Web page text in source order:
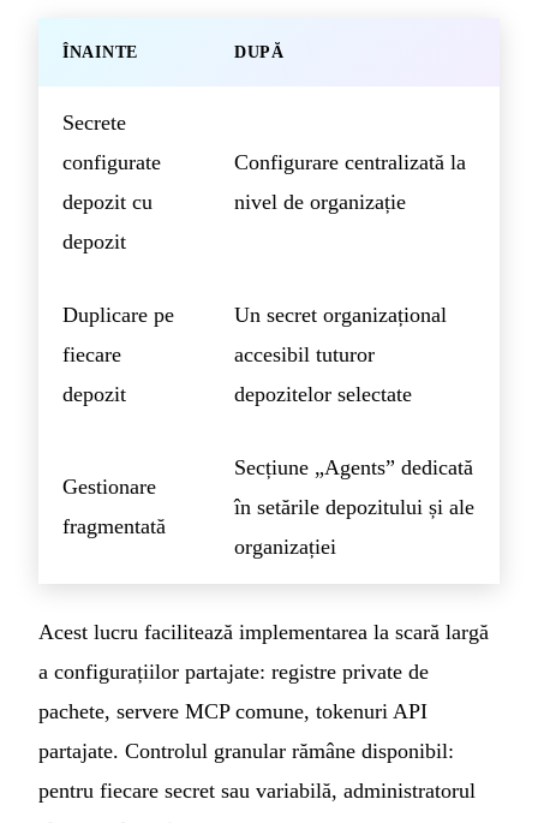
ÎNAINTE DUPĂ
Secrete
configurate
depozit cu
depozit
Configurare centralizată la
nivel de organizație
Duplicare pe
fiecare
depozit
Un secret organizațional
accesibil tuturor
depozitelor selectate
Gestionare
fragmentată
Secțiune „Agents” dedicată
în setările depozitului și ale
organizației
Acest lucru facilitează implementarea la scară largă
a configurațiilor partajate: registre private de
pachete, servere MCP comune, tokenuri API
partajate. Controlul granular rămâne disponibil:
pentru fiecare secret sau variabilă, administratorul